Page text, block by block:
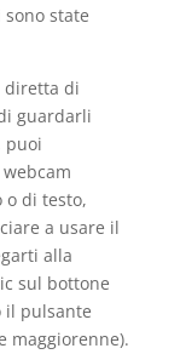
state
diretta di
guardarli
puoi
o di testo,
a usare il
alla
sul bottone
il pulsante
maggiorenne).